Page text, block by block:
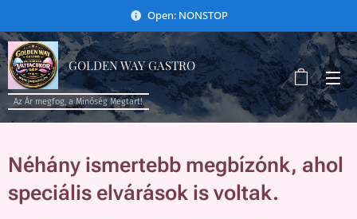
Open: NONSTOP
GOLDEN WAY GASTRO
Az Ár megfog, a Minőség Megtart!
Néhány ismertebb megbízónk, ahol
speciális elvárások is voltak.